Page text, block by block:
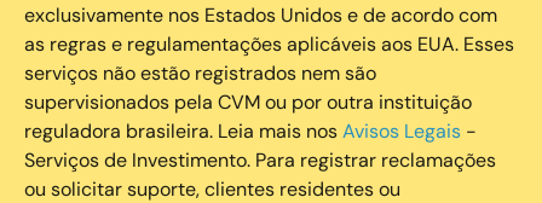
exclusivamente nos Estados Unidos e de acordo com
as regras e regulamentações aplicáveis aos EUA. Esses
serviços não estão registrados nem são
supervisionados pela CVM ou por outra instituição
reguladora brasileira. Leia mais nosAvisos Legais -
Serviços de Investimento. Para registrar reclamações
ou solicitar suporte, clientes residentes ou